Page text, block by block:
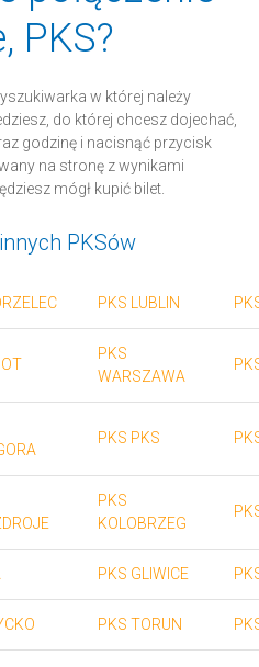
PKS?
w której należy
do której chcesz dojechać,
godzinę i nacisnąć przycisk
na stronę z wynikami
mógł kupić bilet.
PKSów
PKS LUBLIN
PKS
WARSZAWA
PKS PKS
PKS
KOLOBRZEG
PKS GLIWICE
PKS TORUN